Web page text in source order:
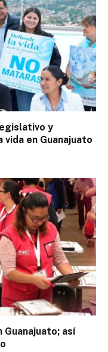
y
en Guanajuato
Guanajuato; así